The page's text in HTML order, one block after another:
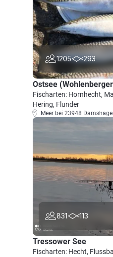
1205 293
Ostsee
Fischarten: Hornhecht,
Hering, Flunder
Meer bei 23948
831 113
Tressower See
Fischarten: Hecht,